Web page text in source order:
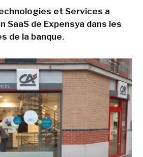
et Services a
SaaS de Expensya dans les
de la banque.